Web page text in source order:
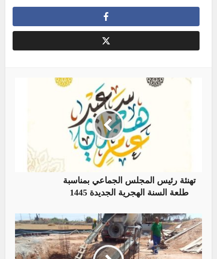
تهنئة رئيس المجلس الجماعي بمناسبة
طلعة السنة الهجرية الجديدة 1445